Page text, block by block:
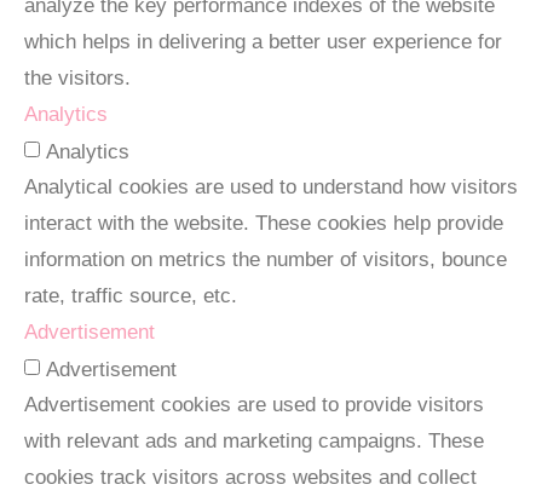
analyze the key performance indexes of the website
which helps in delivering a better user experience for
the visitors.
Analytics
Analytics
Analytical cookies are used to understand how visitors
interact with the website. These cookies help provide
information on metrics the number of visitors, bounce
rate, traffic source, etc.
Advertisement
Advertisement
Advertisement cookies are used to provide visitors
with relevant ads and marketing campaigns. These
cookies track visitors across websites and collect